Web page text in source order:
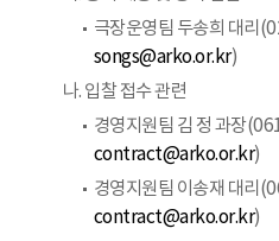
극장운영팀 두송희 대리
songs@arko.or.kr)
나. 입찰 접수 관련
경영지원팀 김 정 과장
contract@arko.or.kr)
경영지원팀 이송재 대리
contract@arko.or.kr)